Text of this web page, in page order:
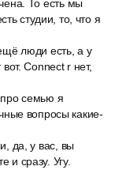
То есть мы
студии, то, что я
люди есть, а у
Connect r нет,
семью я
вопросы какие-
да, у вас, вы
и сразу. Угу.